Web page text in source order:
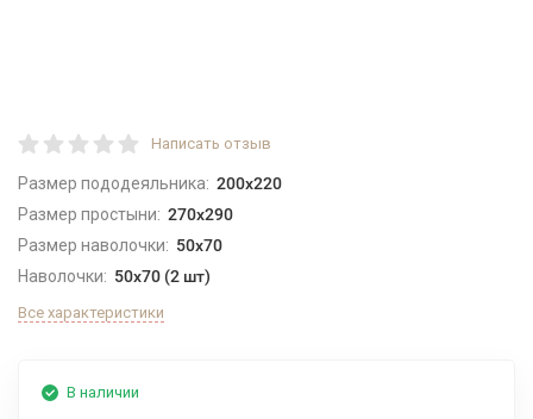
Написать отзыв
Размер пододеяльника: 200x220
Размер простыни: 270х290
Размер наволочки: 50х70
Наволочки: 50х70 (2 шт)
Все характеристики
В наличии